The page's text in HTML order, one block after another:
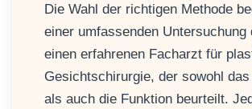
Die Wahl der richtigen Methode
einer umfassenden Untersuchung
einen erfahrenen Facharzt für
Gesichtschirurgie, der sowohl
als auch die Funktion beurteilt.